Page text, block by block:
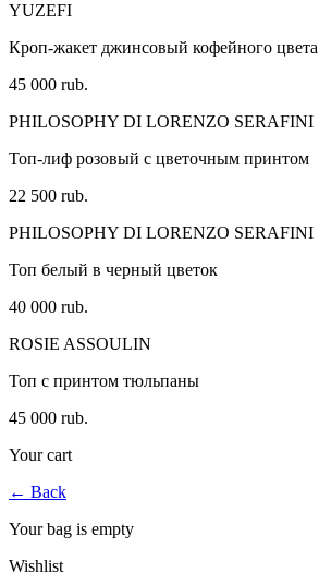
YUZEFI
Кроп-жакет джинсовый кофейного цвета
45 000 rub.
PHILOSOPHY DI LORENZO SERAFINI
Топ-лиф розовый с цветочным принтом
22 500 rub.
PHILOSOPHY DI LORENZO SERAFINI
Топ белый в черный цветок
40 000 rub.
ROSIE ASSOULIN
Топ с принтом тюльпаны
45 000 rub.
Your cart
← Back
Your bag is empty
Wishlist